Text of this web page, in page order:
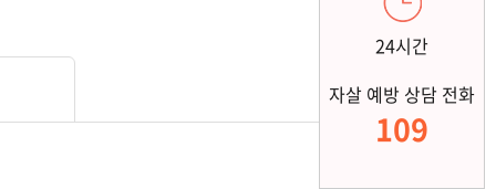
24시간
자살 예방 상담 전화
109